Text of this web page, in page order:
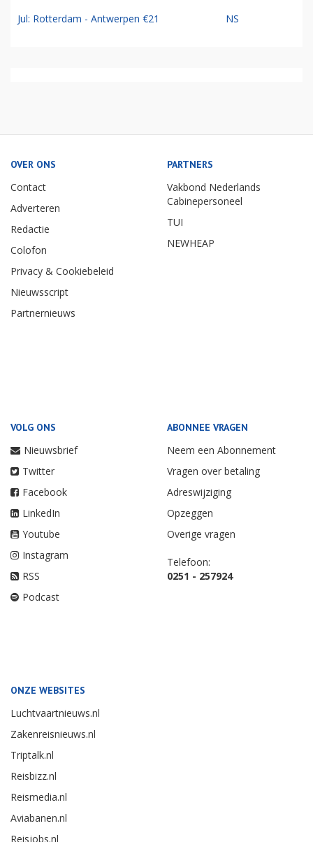
Jul: Rotterdam - Antwerpen €21 NS
OVER ONS
Contact
Adverteren
Redactie
Colofon
Privacy & Cookiebeleid
Nieuwsscript
Partnernieuws
PARTNERS
Vakbond Nederlands
Cabinepersoneel
TUI
NEWHEAP
VOLG ONS
Nieuwsbrief
Twitter
Facebook
LinkedIn
Youtube
Instagram
RSS
Podcast
ABONNEE VRAGEN
Neem een Abonnement
Vragen over betaling
Adreswijziging
Opzeggen
Overige vragen
Telefoon:
0251 - 257924
ONZE WEBSITES
Luchtvaartnieuws.nl
Zakenreisnieuws.nl
Triptalk.nl
Reisbizz.nl
Reismedia.nl
Aviabanen.nl
Reisjobs.nl